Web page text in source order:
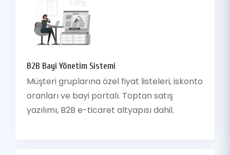
B2B Bayi Yönetim Sistemi
Müşteri gruplarına özel fiyat listeleri, iskonto
oranları ve bayi portalı. Toptan satış
yazılımı, B2B e-ticaret altyapısı dahil.